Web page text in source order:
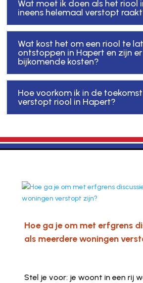
Wat moet ik doen als het riool
ineens helemaal verstopt
Wat kost het om een riool te
ontstoppen in Hapert en zijn er
bijkomende kosten?
Hoe voorkom ik in de
verstopt riool in Hapert?
Hoe ga je om met erfgrens
als meerdere woningen
Stel je voor: je woont in een rij